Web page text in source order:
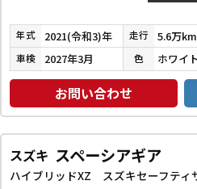
年式 2021(令和3)年 走行 5.6万km
車検 2027年3月 色
お問い合わせ
スズキ スペーシアギア